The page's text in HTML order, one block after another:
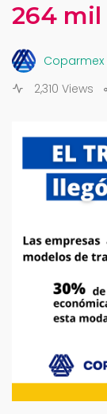
264 mil
Coparmex
2,310 Views